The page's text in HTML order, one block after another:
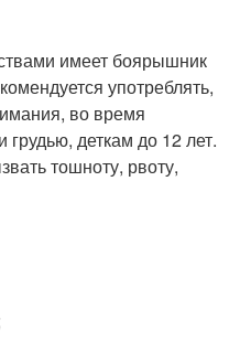
имеет боярышник
употреблять,
во время
деткам до 12 лет.
тошноту, рвоту,